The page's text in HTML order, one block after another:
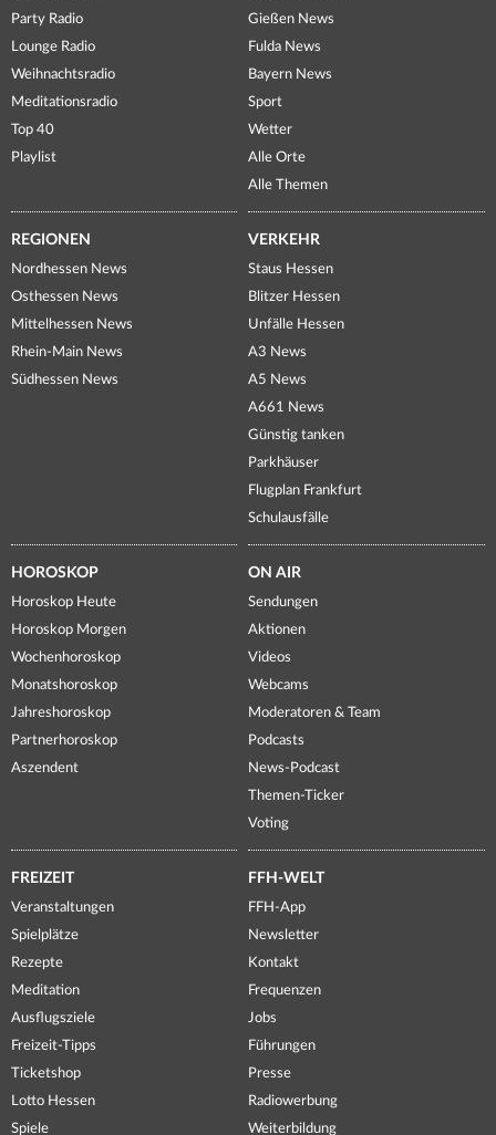
Party Radio
Lounge Radio
Weihnachtsradio
Meditationsradio
Top 40
Playlist
Gießen News
Fulda News
Bayern News
Sport
Wetter
Alle Orte
Alle Themen
REGIONEN
Nordhessen News
Osthessen News
Mittelhessen News
Rhein-Main News
Südhessen News
VERKEHR
Staus Hessen
Blitzer Hessen
Unfälle Hessen
A3 News
A5 News
A661 News
Günstig tanken
Parkhäuser
Flugplan Frankfurt
Schulausfälle
HOROSKOP
Horoskop Heute
Horoskop Morgen
Wochenhoroskop
Monatshoroskop
Jahreshoroskop
Partnerhoroskop
Aszendent
ON AIR
Sendungen
Aktionen
Videos
Webcams
Moderatoren & Team
Podcasts
News-Podcast
Themen-Ticker
Voting
FREIZEIT
Veranstaltungen
Spielplätze
Rezepte
Meditation
Ausflugsziele
Freizeit-Tipps
Ticketshop
Lotto Hessen
Spiele
FFH-WELT
FFH-App
Newsletter
Kontakt
Frequenzen
Jobs
Führungen
Presse
Radiowerbung
Weiterbildung